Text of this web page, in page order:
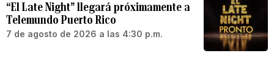
“El Late Night” llegará próximamente a
Telemundo Puerto Rico
7 de agosto de 2026 a las 4:30 p.m.